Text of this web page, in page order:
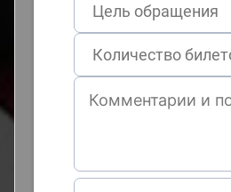
Цель обращения